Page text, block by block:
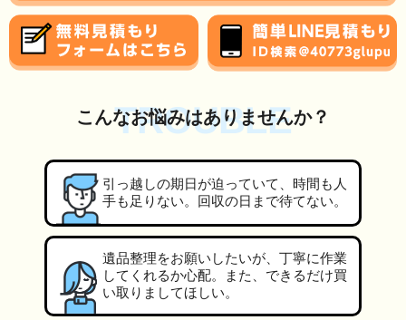
TROUBLE
こんなお悩みはありませんか？
引っ越しの期日が迫っていて、時間も人
手も足りない。回収の日まで待てない。
遺品整理をお願いしたいが、丁寧に作業
してくれるか心配。また、できるだけ買
い取りましてほしい。